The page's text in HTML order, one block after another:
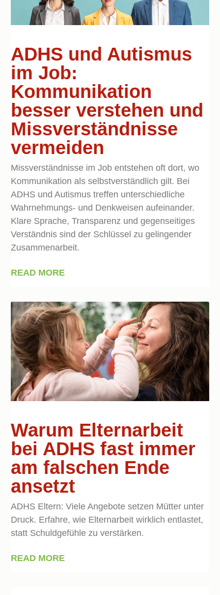
ADHS und Autismus
im Job:
Kommunikation
besser verstehen und
Missverständnisse
vermeiden
Missverständnisse im Job entstehen oft dort, wo
Kommunikation als selbstverständlich gilt. Bei
ADHS und Autismus treffen unterschiedliche
Wahrnehmungs- und Denkweisen aufeinander.
Klare Sprache, Transparenz und gegenseitiges
Verständnis sind der Schlüssel zu gelingender
Zusammenarbeit.
READ MORE
Warum Elternarbeit
bei ADHS fast immer
am falschen Ende
ansetzt
ADHS Eltern: Viele Angebote setzen Mütter unter
Druck. Erfahre, wie Elternarbeit wirklich entlastet,
statt Schuldgefühle zu verstärken.
READ MORE